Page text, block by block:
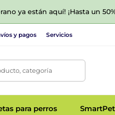
ya están aquí! ¡Hasta un
y pagos Servicios
categoría
para perros SmartPet